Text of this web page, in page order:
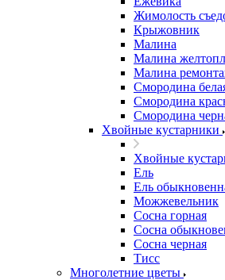
Жимолость
Крыжовник
Малина
Малина
Малина
Смородина
Смородина
Смородина
Хвойные кустарники
Хвойные
Ель
Ель
Можжевельник
Сосна горная
Сосна
Сосна черная
Тисс
Многолетние цветы